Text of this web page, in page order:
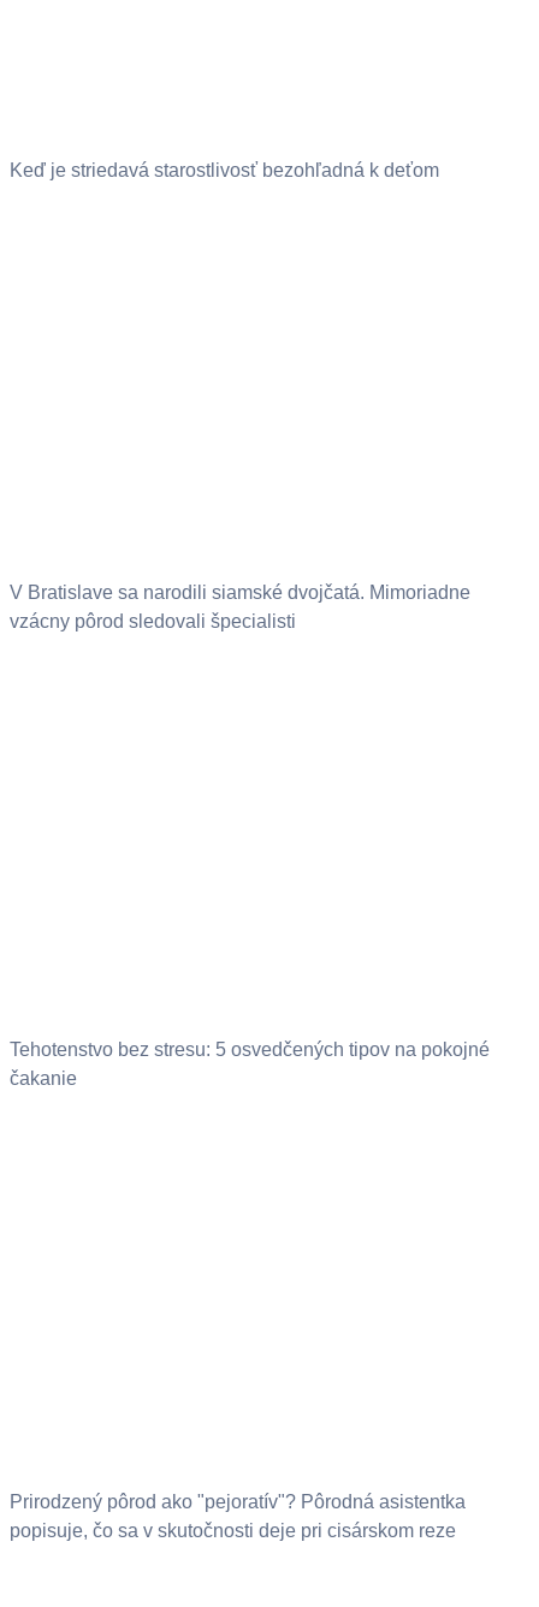
Keď je striedavá starostlivosť bezohľadná k deťom
V Bratislave sa narodili siamské dvojčatá. Mimoriadne
vzácny pôrod sledovali špecialisti
Tehotenstvo bez stresu: 5 osvedčených tipov na pokojné
čakanie
Prirodzený pôrod ako "pejoratív"? Pôrodná asistentka
popisuje, čo sa v skutočnosti deje pri cisárskom reze